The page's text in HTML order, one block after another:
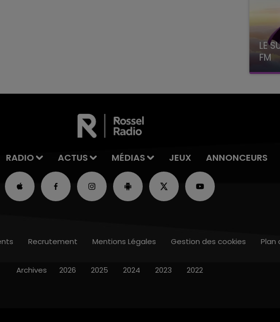
LE
FM
avec
RADIO ACTUS MÉDIAS JEUX ANNONCEURS
Recrutement Mentions Légales Gestion des cookies Plan
Archives 2026 2025 2024 2023 2022